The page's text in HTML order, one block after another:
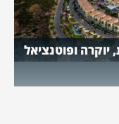
ופוטנציאל